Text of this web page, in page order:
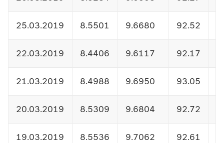
25.03.2019 8.5501 9.6680 92.52
22.03.2019 8.4406 9.6117 92.17
21.03.2019 8.4988 9.6950 93.05
20.03.2019 8.5309 9.6804 92.72
19.03.2019 8.5536 9.7062 92.61